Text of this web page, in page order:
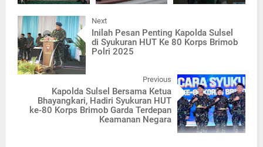
Next
Inilah Pesan Penting Kapolda Sulsel
di Syukuran HUT Ke 80 Korps Brimob
Polri 2025
Previous
Kapolda Sulsel Bersama Ketua
Bhayangkari, Hadiri Syukuran HUT
ke-80 Korps Brimob Garda Terdepan
Keamanan Negara